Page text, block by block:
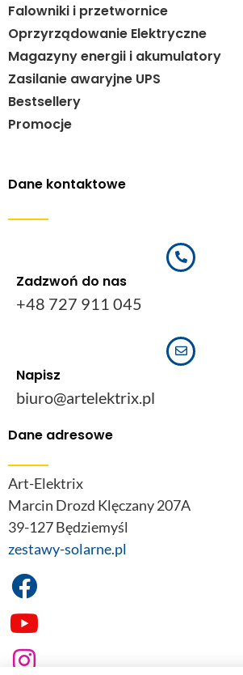
Falowniki i przetwornice
Oprzyrządowanie Elektryczne
Magazyny energii i akumulatory
Zasilanie awaryjne UPS
Bestsellery
Promocje
Dane kontaktowe
Zadzwoń do nas
+48 727 911 045
Napisz
biuro@artelektrix.pl
Dane adresowe
Art-Elektrix
Marcin Drozd Klęczany 207A
39-127 Będziemyśl
zestawy-solarne.pl